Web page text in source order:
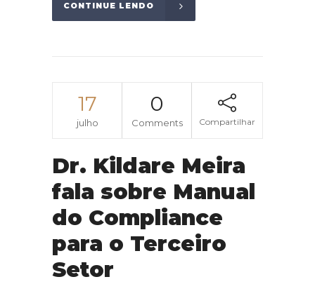
CONTINUE LENDO
17
julho
0
Comments Compartilhar
Dr. Kildare Meira
fala sobre Manual
do Compliance
para o Terceiro
Setor